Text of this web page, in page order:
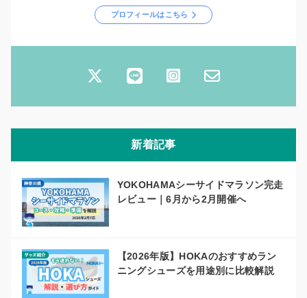
プロフィールはこちら
新着記事
YOKOHAMAシーサイドマラソン完走
レビュー｜6月から2月開催へ
【2026年版】HOKAのおすすめラン
ニングシューズを用途別に比較解説